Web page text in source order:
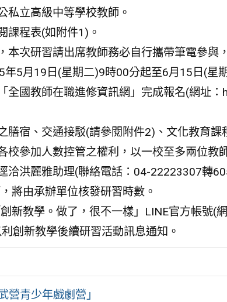
私立高級中等學校教師。
課程表(如附件1)。
本次研習請出席教師務必自行攜帶筆電參與
年5月19日(星期二)9時00分起至6月15日(星
全國教師在職進修資訊網」完成報名(網址
膳宿、交通接駁(請參閱附件2)、文化教育課
校參加人數控管之權利，以一校至多兩位教
洽洪麗雅助理(聯絡電話：04-22223307轉
將由承辦單位核發研習時數。
新教學。做了，很不一樣」LINE官方帳號(
創新教學後續研習活動訊息通知。
營青少年戲劇營」